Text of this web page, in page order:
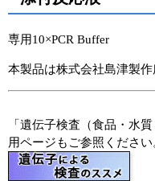
専用10×PCR Buffer
本製品は株式会社島津製作
「遺伝子検査（食品・水
用ページもご参照ください